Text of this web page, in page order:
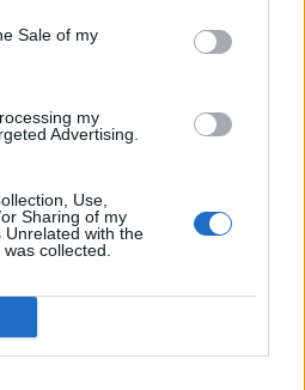
Sale of my
my
Advertising.
Use,
Sharing of my
Unrelated with the
collected.
megosztó zsenialitása
ruhái